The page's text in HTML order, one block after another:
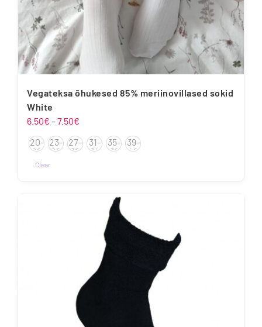
Vegateksa õhukesed 85% meriinovillased sokid
White
6.50€ –7.50€
6.50€
kuni
20-
22
23-
26
27-
30
31-
34
35-
38
39-
42
Clear